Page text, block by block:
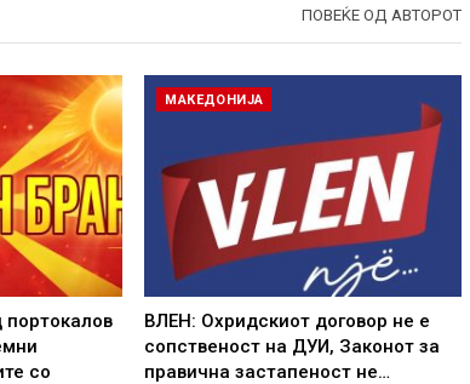
ПОВЕЌЕ ОД АВТОРОТ
со
МАКЕДОНИЈА
ВЛЕН: Охридскиот договор не е
сопственост на ДУИ, Законот за
правична застапеност не…